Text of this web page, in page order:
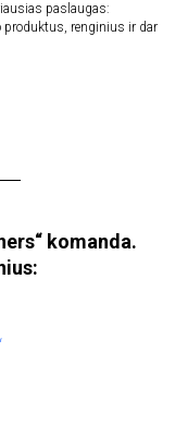
paslaugas:
renginius ir dar
komanda.